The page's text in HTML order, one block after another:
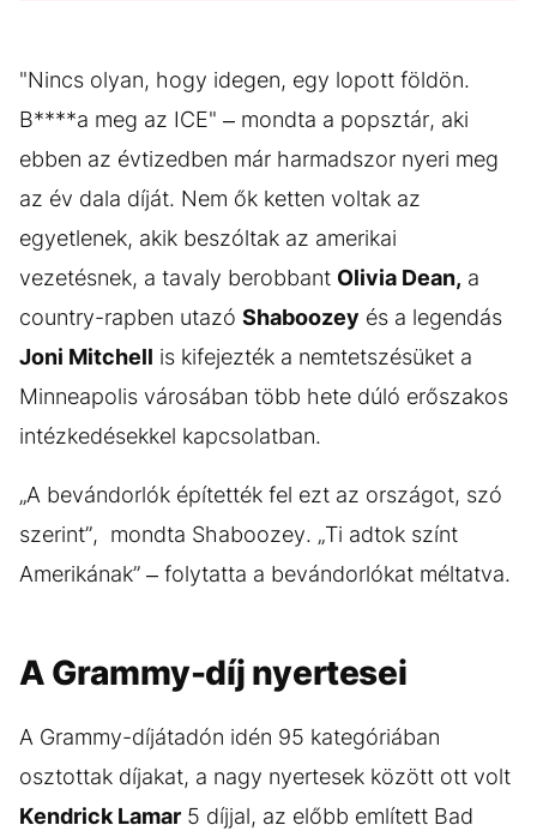
"Nincs olyan, hogy idegen, egy lopott földön.
B****a meg az ICE" – mondta a popsztár, aki
ebben az évtizedben már harmadszor nyeri meg
az év dala díját. Nem ők ketten voltak az
egyetlenek, akik beszóltak az amerikai
vezetésnek, a tavaly berobbant Olivia Dean, a
country-rapben utazó Shaboozey és a legendás
Joni Mitchell is kifejezték a nemtetszésüket a
Minneapolis városában több hete dúló erőszakos
intézkedésekkel kapcsolatban.
„A bevándorlók építették fel ezt az országot, szó
szerint”, mondta Shaboozey. „Ti adtok színt
Amerikának” – folytatta a bevándorlókat méltatva.
A Grammy-díj nyertesei
A Grammy-díjátadón idén 95 kategóriában
osztottak díjakat, a nagy nyertesek között ott volt
Kendrick Lamar 5 díjjal, az előbb említett Bad